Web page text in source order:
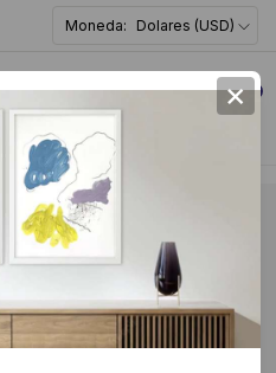
Moneda: Dolares (USD)
0
×